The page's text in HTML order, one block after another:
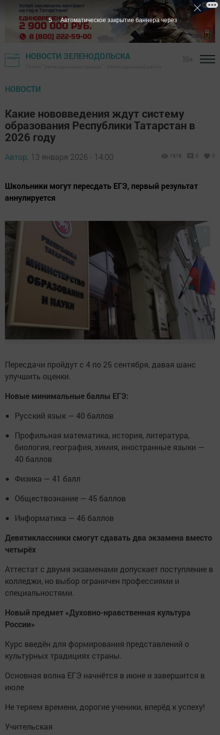
НОВОСТИ ЗЕЛЕНОДОЛЬСКА
НОВОСТИ
Какие нововведения ждут систему
образования Республики Татарстан в
2026 году
Автор, 13 января 2026 - 14:00 1618 0 0
Школьники могут пересдать ЕГЭ, первый результат
аннулируется
Пересдачи пройдут с 4 по 25 сентября, давая шанс
улучшить оценки.
Новые минимальные баллы ЕГЭ:
Русский язык — 40 баллов
Профильная математика, история, литература,
биология, география, химия, иностранные языки —
40 баллов
Физика — 41 балл
Обществознание — 45 баллов
Информатика — 46 баллов
Девятиклассники смогут сдавать два экзамена вместо
четырёх
Аттестат с двумя экзаменами допускает поступление в
колледжи, но выбор ограничен профессиями и
специальностями.
Новый предмет «Духовно-нравственная культура
России»
Курс введён для формирования представлений о
культурных традициях страны.
Основная волна ЕГЭ начнётся в июне и завершится в
июле
Не теряем времени, дорогие ученики, вперёд к успеху!
Учительская
5 Автоматическое закрытие баннера через